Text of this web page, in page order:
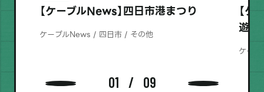
【ケーブルNews】四日市港まつり
ケーブルNews / 四日市 / その他
【
遊び
ケー
01 09